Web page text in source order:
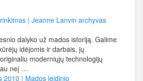
| Jeanne Lanvin archyvas
dalyko už mados istoriją. Galime
idėjomis ir darbais, jų
moderniųjų technologijų
neį …
2010 | Mados leidinio